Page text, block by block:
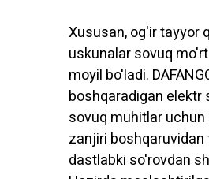
Xususan, og'ir tayyor
uskunalar sovuq
moyil bo'ladi.
boshqaradigan elektr
sovuq muhitlar
zanjiri
dastlabki so'rovdan